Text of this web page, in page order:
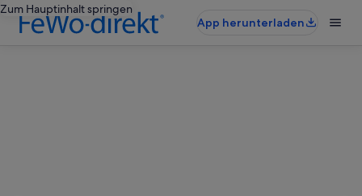
Zum Hauptinhalt springen
App herunterladen